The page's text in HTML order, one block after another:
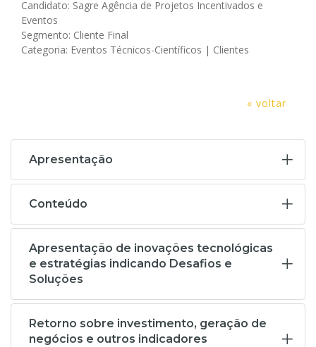
Candidato: Sagre Agência de Projetos Incentivados e
Eventos
Segmento: Cliente Final
Categoria: Eventos Técnicos-Científicos | Clientes
« voltar
Apresentação
Conteúdo
Apresentação de inovações tecnológicas
e estratégias indicando Desafios e
Soluções
Retorno sobre investimento, geração de
negócios e outros indicadores